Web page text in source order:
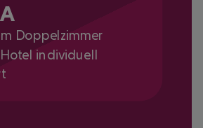
Doppelzimmer
individuell